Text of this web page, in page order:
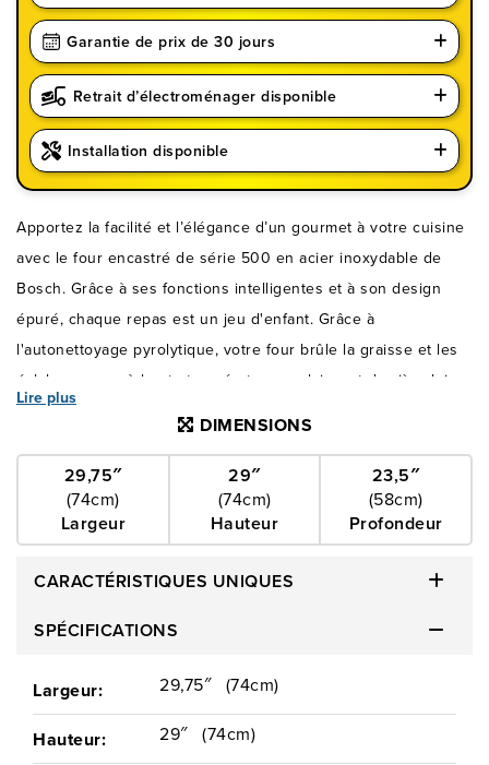
Garantie de prix de 30 jours
Retrait d’électroménager disponible
Installation disponible
Apportez la facilité et l’élégance d’un gourmet à votre cuisine
avec le four encastré de série 500 en acier inoxydable de
Bosch. Grâce à ses fonctions intelligentes et à son design
épuré, chaque repas est un jeu d'enfant. Grâce à
l'autonettoyage pyrolytique, votre four brûle la graisse et les
éclaboussures à haute température, ne laissant derrière lui
qu'une fine cendre qui s’essuie facilement - pas de récurage,
Profitez de résultats parfaitement homogènes grâce à la
Convection Pro, qui fait circuler l'air chaud sur toutes les
grilles pour une cuisson homogène, idéale pour la cuisson
perfection. Envie d'un fini digne d'une rôtisserie? Le grilloir
intégré apporte une chaleur intense et homogène pour des
cuisson, ce four s'adapte à toutes les envies, des pizzas
croustillantes aux rôtis à cuisson lente, avec précision et
facilité. Et lorsque le minutage devient délicat, la cavité de
Lire plus
DIMENSIONS
29,75″
(74cm)
Largeur
29″
(74cm)
Hauteur
23,5″
(58cm)
Profondeur
CARACTÉRISTIQUES UNIQUES
SPÉCIFICATIONS
Largeur: 29,75″(74cm)
Hauteur: 29″(74cm)